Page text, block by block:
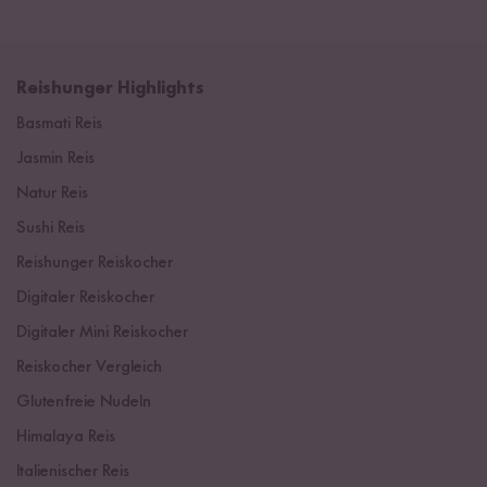
Reishunger Highlights
Basmati Reis
Jasmin Reis
Natur Reis
Sushi Reis
Reishunger Reiskocher
Digitaler Reiskocher
Digitaler Mini Reiskocher
Reiskocher Vergleich
Glutenfreie Nudeln
Himalaya Reis
Italienischer Reis